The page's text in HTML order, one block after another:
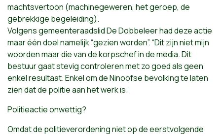
machtsvertoon (machinegeweren, het geroep, de
gebrekkige begeleiding).
Volgens gemeenteraadslid De Dobbeleer had deze actie
maar één doel namelijk “gezien worden”. “Dit zijn niet mijn
woorden maar die van de korpschef in de media. Dit
bestuur gaat stevig controleren met zo goed als geen
enkel resultaat. Enkel om de Ninoofse bevolking te laten
zien dat de politie aan het werk is.”
Politieactie onwettig?
Omdat de politieverordening niet op de eerstvolgende